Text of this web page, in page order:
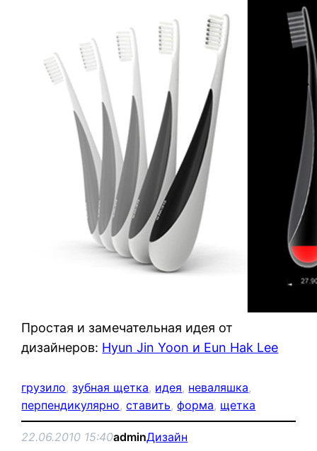
Простая и замечательная идея от
дизайнеров: Hyun Jin Yoon и Eun Hak Lee
грузило, зубная щетка, идея, неваляшка
перпендикулярно, ставить, форма, щетка
22.06.2010 15:40adminДизайн